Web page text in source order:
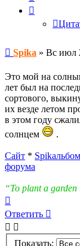
Сообщение
Spika » Вс июл
Это мой на
лет был на
сортового,
их везде летом
в этом году
солнцем
.
Сайт * Spikальбом
форума
“To plant a
к
началу
Ответить
Ответить
Показать: